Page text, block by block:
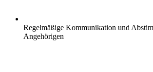
Regelmäßige Kommunikation und
Angehörigen